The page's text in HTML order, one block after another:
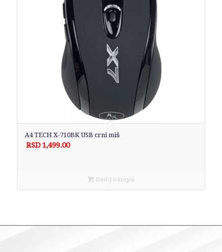
A4 TECH X-710BK USB crni miš
RSD 1,499.00
Dodaj u korpu